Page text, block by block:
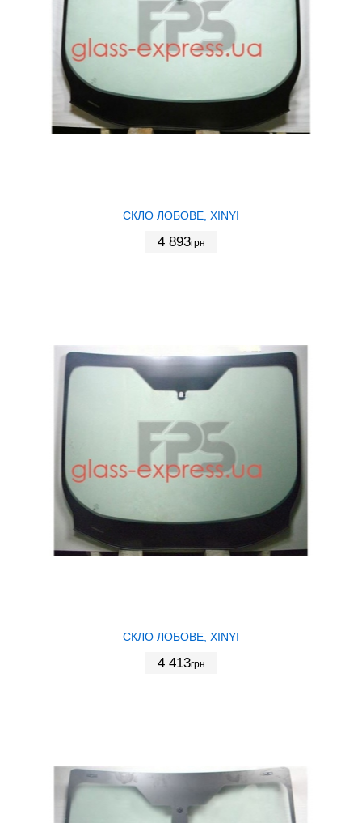
СКЛО ЛОБОВЕ, XINYI
4 893грн
СКЛО ЛОБОВЕ, XINYI
4 413грн